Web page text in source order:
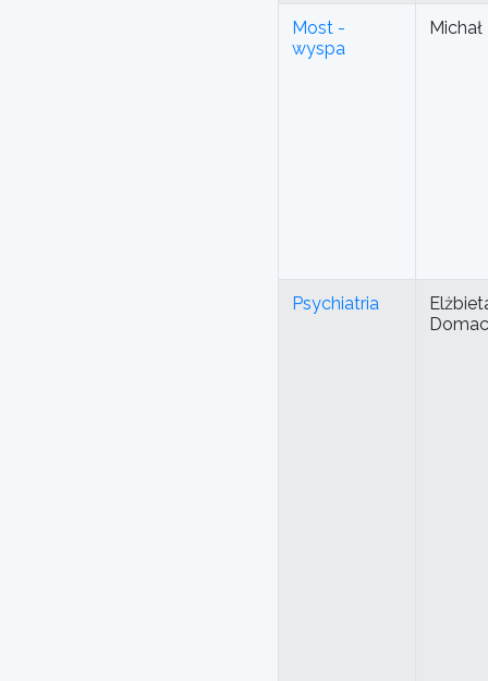
Most -
wyspa
Psychiatria